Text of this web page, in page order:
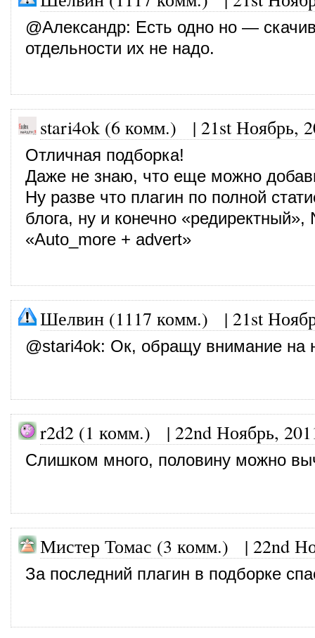
@Александр: Есть одно но —
отдельности их не надо.
stari4ok (6 комм.) | 21st Ноябрь,
Отличная подборка!
Даже не знаю, что еще можно
Ну разве что плагин по полной
блога, ну и конечно «редиректный»,
«Auto_more + advert»
Шелвин (1117 комм.) | 21st
@stari4ok: Ок, обращу внимание на
r2d2 (1 комм.) | 22nd Ноябрь,
Слишком много, половину можно
Мистер Томас (3 комм.) | 22nd
За последний плагин в подборке